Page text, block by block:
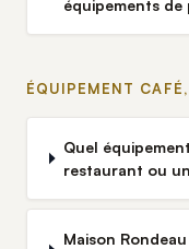
équipements
ÉQUIPEMENT
Quel
restaurant ou
Maison